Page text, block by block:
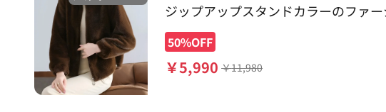
ジップアップスタンドカラーのファ
50%OFF
￥5,990 ￥11,980